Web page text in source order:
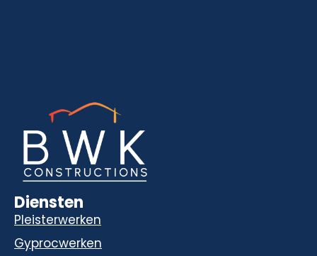
Diensten
Pleisterwerken
Gyprocwerken